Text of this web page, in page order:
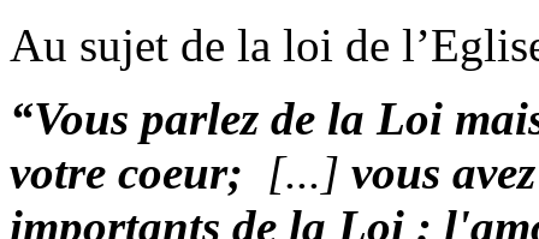
Au sujet de la loi de
“Vous parlez de la Loi
votre coeur; [...] vous
importants de la Loi :